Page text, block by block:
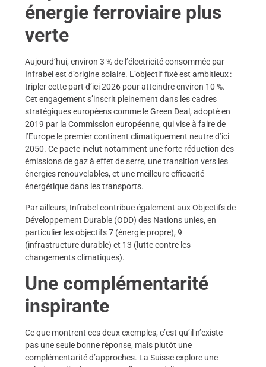
énergie ferroviaire plus
verte
Aujourd’hui, environ 3 % de l’électricité consommée par
Infrabel est d’origine solaire. L’objectif fixé est ambitieux :
tripler cette part d’ici 2026 pour atteindre environ 10 %.
Cet engagement s’inscrit pleinement dans les cadres
stratégiques européens comme le Green Deal, adopté en
2019 par la Commission européenne, qui vise à faire de
l’Europe le premier continent climatiquement neutre d’ici
2050. Ce pacte inclut notamment une forte réduction des
émissions de gaz à effet de serre, une transition vers les
énergies renouvelables, et une meilleure efficacité
énergétique dans les transports.
Par ailleurs, Infrabel contribue également aux Objectifs de
Développement Durable (ODD) des Nations unies, en
particulier les objectifs 7 (énergie propre), 9
(infrastructure durable) et 13 (lutte contre les
changements climatiques).
Une complémentarité
inspirante
Ce que montrent ces deux exemples, c’est qu’il n’existe
pas une seule bonne réponse, mais plutôt une
complémentarité d’approches. La Suisse explore une